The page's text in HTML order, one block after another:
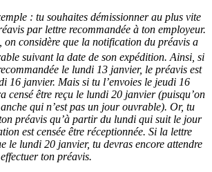
: tu souhaites démissionner au plus vite
par lettre recommandée à ton employeur.
on considère que la notification du préavis a
suivant la date de son expédition. Ainsi, si
le lundi 13 janvier, le préavis est
16 janvier. Mais si tu l’envoies le jeudi 16
censé être reçu le lundi 20 janvier (puisqu’on
qui n’est pas un jour ouvrable). Or, tu
préavis qu’à partir du lundi qui suit le jour
est censée être réceptionnée. Si la lettre
le lundi 20 janvier, tu devras encore attendre
ton préavis.